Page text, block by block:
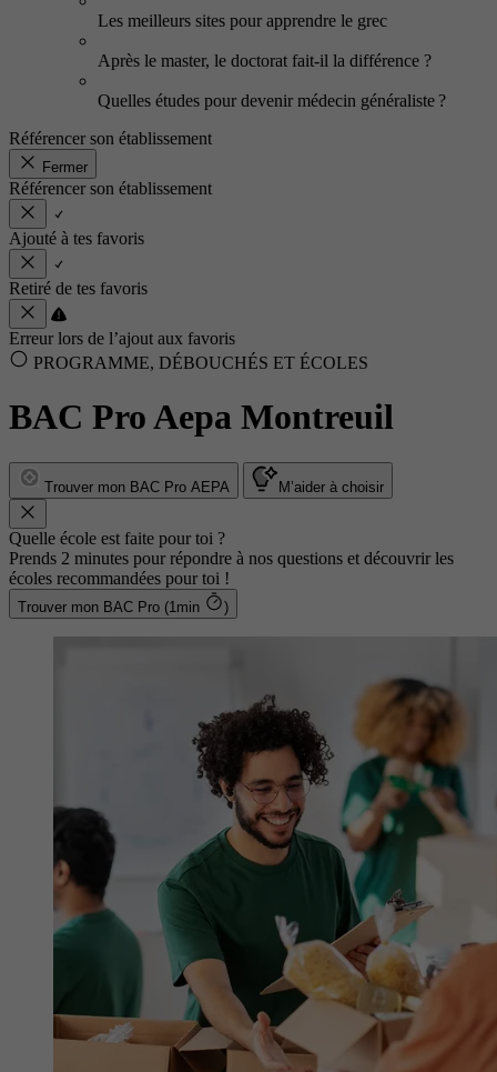
Les meilleurs sites pour apprendre le grec
Après le master, le doctorat fait-il la différence ?
Quelles études pour devenir médecin généraliste ?
Référencer son établissement
Fermer
Référencer son établissement
Ajouté à tes favoris
Retiré de tes favoris
Erreur lors de l’ajout aux favoris
PROGRAMME, DÉBOUCHÉS ET ÉCOLES
BAC Pro Aepa Montreuil
Trouver mon BAC Pro AEPA M’aider à choisir
Quelle école est faite pour toi ?
Prends 2 minutes pour répondre à nos questions et découvrir les
écoles recommandées pour toi !
Trouver mon BAC Pro (1min )